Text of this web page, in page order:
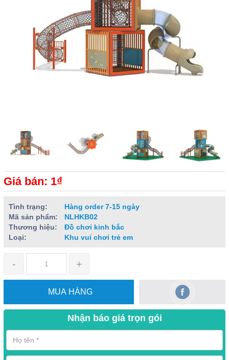
Giá bán: 1₫
Tình trạng:
Hàng order 7-15 ngày
Mã sản phẩm:
NLHKB02
Thương hiệu:
Đồ chơi kinh bắc
Loại:
Khu vui chơi trẻ em
- +
MUA HÀNG
Nhận báo giá trọn gói